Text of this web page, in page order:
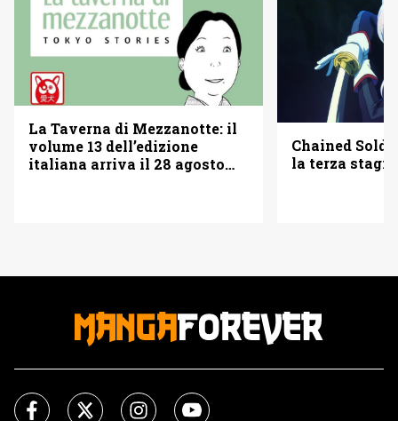
La Taverna di Mezzanotte: il
volume 13 dell’edizione
italiana arriva il 28 agosto
Chained
la terza